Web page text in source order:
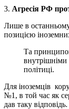
3. Агресія РФ
Лише в останньому
позицією
Та
внутрішніми
політиці.
Для іноземців
№1, в той час як
дав таку відповідь.